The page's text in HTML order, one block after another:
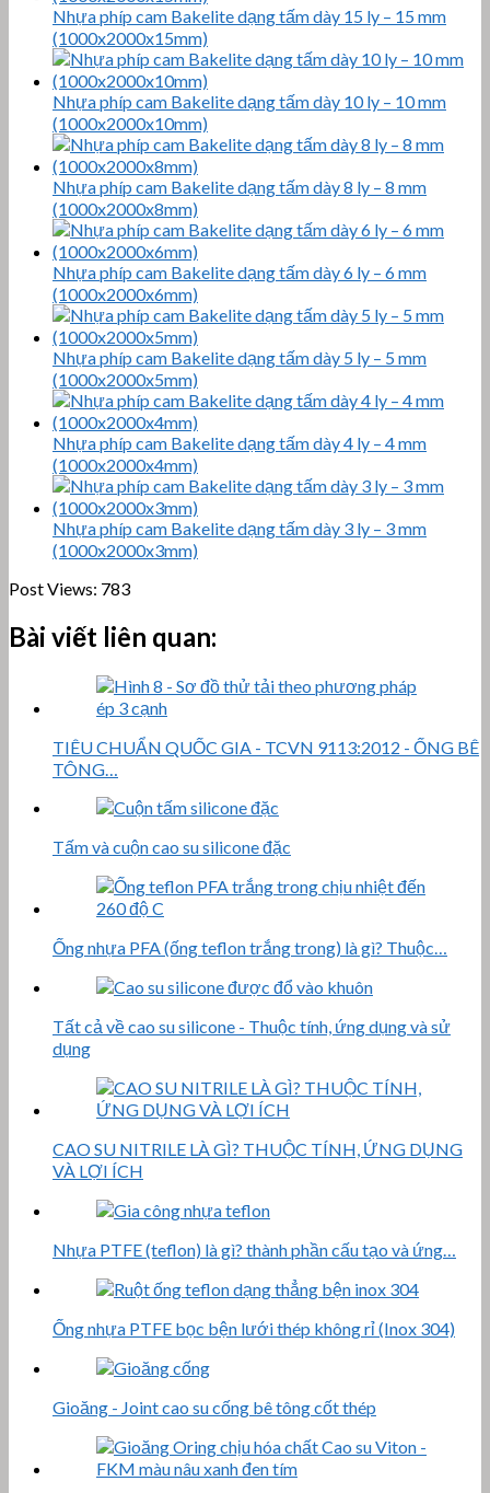
Nhựa phíp cam Bakelite dạng tấm dày 15 ly – 15 mm
(1000x2000x15mm)
Nhựa phíp cam Bakelite dạng tấm dày 10 ly – 10 mm
(1000x2000x10mm)
Nhựa phíp cam Bakelite dạng tấm dày 8 ly – 8 mm
(1000x2000x8mm)
Nhựa phíp cam Bakelite dạng tấm dày 6 ly – 6 mm
(1000x2000x6mm)
Nhựa phíp cam Bakelite dạng tấm dày 5 ly – 5 mm
(1000x2000x5mm)
Nhựa phíp cam Bakelite dạng tấm dày 4 ly – 4 mm
(1000x2000x4mm)
Nhựa phíp cam Bakelite dạng tấm dày 3 ly – 3 mm
(1000x2000x3mm)
Post Views: 783
Bài viết liên quan:
TIÊU CHUẨN QUỐC GIA - TCVN 9113:2012 - ỐNG BÊ
TÔNG…
Tấm và cuộn cao su silicone đặc
Ống nhựa PFA (ống teflon trắng trong) là gì? Thuộc…
Tất cả về cao su silicone - Thuộc tính, ứng dụng và sử
dụng
CAO SU NITRILE LÀ GÌ? THUỘC TÍNH, ỨNG DỤNG
VÀ LỢI ÍCH
Nhựa PTFE (teflon) là gì? thành phần cấu tạo và ứng…
Ống nhựa PTFE bọc bện lưới thép không rỉ (Inox 304)
Gioăng - Joint cao su cống bê tông cốt thép